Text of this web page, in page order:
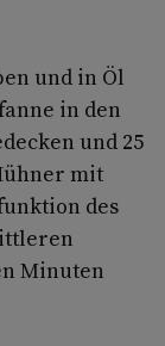
und in Öl
in den
und 25
mit
des
Minuten